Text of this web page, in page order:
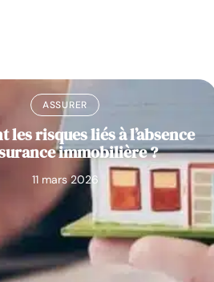
ASSURER
les risques liés à l’absence
immobilière ?
11 mars 2026